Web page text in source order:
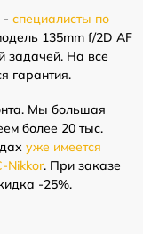
- специалисты по
135mm f/2D AF
задачей. На все
гарантия.
Мы большая
более 20 тыс.
уже имеется
Nikkor. При заказе
-25%.